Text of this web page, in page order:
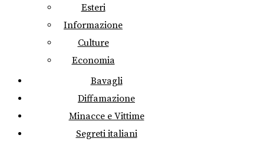
Esteri
Informazione
Culture
Economia
Bavagli
Diffamazione
Minacce e Vittime
Segreti italiani